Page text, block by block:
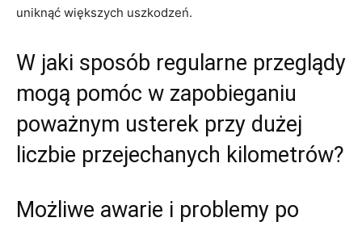
⁣uniknąć większych uszkodzeń.
W ‌jaki sposób regularne przeglądy
mogą⁢ pomóc w ⁣zapobieganiu
poważnym usterek⁤ przy ⁢dużej
liczbie przejechanych kilometrów?
Możliwe ⁣awarie i problemy po⁢